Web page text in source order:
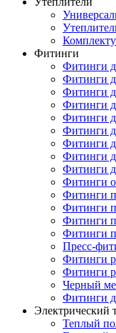
Фитинги
Фитинги
Фитинги
Фитинги
Фитинги
Фитинги
Фитинги
Фитинги
Фитинги
Фитинги
Фитинги
Фитинги
Фитинги
Фитинги
Фитинги
Пресс-
Фитинги
Фитинги
Черный
Фитинги
Электрический
Теплый